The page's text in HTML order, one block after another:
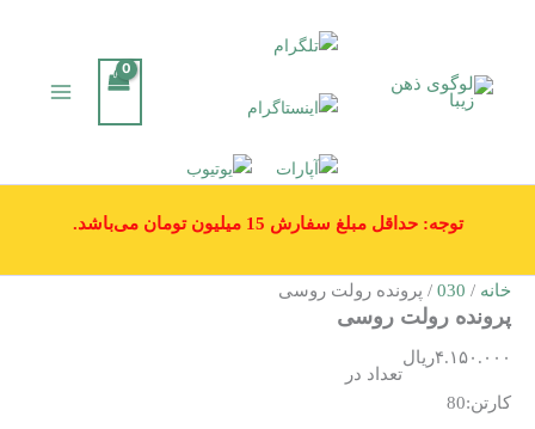
توجه: حداقل مبلغ سفارش 15 میلیون تومان می‌باشد.
خانه /
030 / پرونده رولت روسی
پرونده رولت روسی
۴.۱۵۰.۰۰۰ریال
تعداد در
کارتن:80